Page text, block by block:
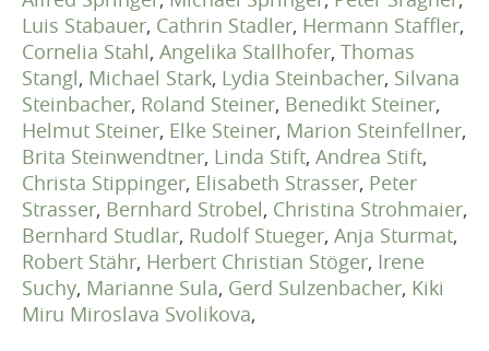
Luis Stabauer, Cathrin Stadler, Hermann Staffler,
Cornelia Stahl, Angelika Stallhofer, Thomas
Stangl, Michael Stark, Lydia Steinbacher, Silvana
Steinbacher, Roland Steiner, Benedikt Steiner,
Helmut Steiner, Elke Steiner, Marion Steinfellner,
Brita Steinwendtner, Linda Stift, Andrea Stift,
Christa Stippinger, Elisabeth Strasser, Peter
Strasser, Bernhard Strobel, Christina Strohmaier,
Bernhard Studlar, Rudolf Stueger, Anja Sturmat,
Robert Stähr, Herbert Christian Stöger, Irene
Suchy, Marianne Sula, Gerd Sulzenbacher, Kiki
Miru Miroslava Svolikova,